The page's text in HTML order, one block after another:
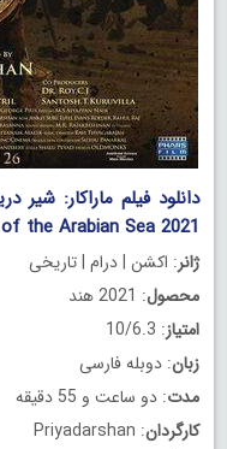
of the Arabian Sea 2021
ژانر: اکشن | درام | تاریخی
محصول: 2021 هند
امتیاز: 10/6.3
زبان: دوبله فارسی
مدت: دو ساعت و 55 دقیقه
کارگردان: Priyadarshan